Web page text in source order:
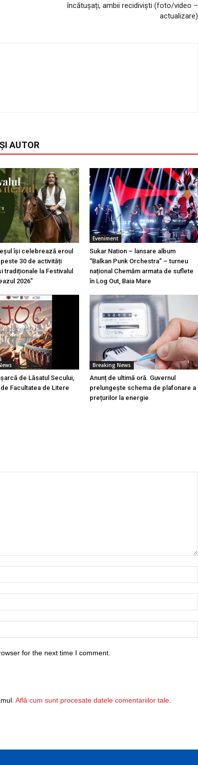
încătușați, ambii recidiviști (foto/video –
actualizare)
AUTOR
își celebrează eroul
peste 30 de activități
tradiționale la Festivalul
2026”
Eveniment
Sukar Nation – lansare album
“Balkan Punk Orchestra” – turneu
național Chemăm armata de suflete
în Log Out, Baia Mare
de Lăsatul Secului,
Facultatea de Litere
Breaking News
Anunț de ultimă oră. Guvernul
prelungește schema de plafonare a
prețurilor la energie
for the next time I comment.
Află cum sunt procesate datele comentariilor tale